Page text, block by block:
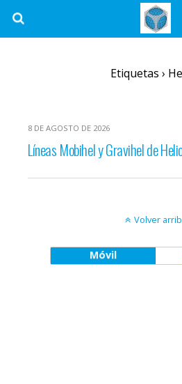
Etiquetas ›
8 DE AGOSTO DE 2026
Líneas Mobihel y Gravihel de
Volver
Móvil